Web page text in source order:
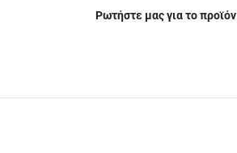
Ρωτήστε μας για το προϊόν